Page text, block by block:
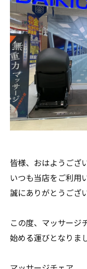
皆様、おはようござ
いつも当店をご利用
誠にありがとうござ
この度、マッサージ
始める運びとなりま